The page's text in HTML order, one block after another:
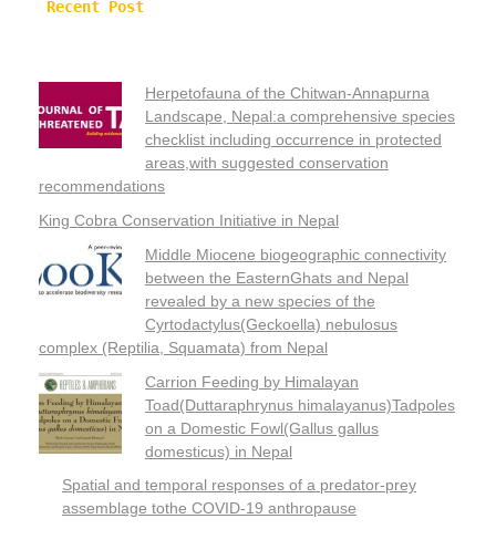
Recent Post
Herpetofauna of the Chitwan-Annapurna
Landscape, Nepal:a comprehensive species
checklist including occurrence in protected
areas,with suggested conservation
recommendations
King Cobra Conservation Initiative in Nepal
Middle Miocene biogeographic connectivity
between the EasternGhats and Nepal
revealed by a new species of the
Cyrtodactylus(Geckoella) nebulosus
complex (Reptilia, Squamata) from Nepal
Carrion Feeding by Himalayan
Toad(Duttaraphrynus himalayanus)Tadpoles
on a Domestic Fowl(Gallus gallus
domesticus) in Nepal
Spatial and temporal responses of a predator-prey
assemblage tothe COVID-19 anthropause